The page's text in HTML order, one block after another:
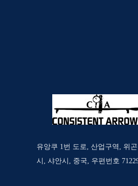
유앙쿠 1번 도로, 산업구역, 위
시, 샤안시, 중국, 우편번호